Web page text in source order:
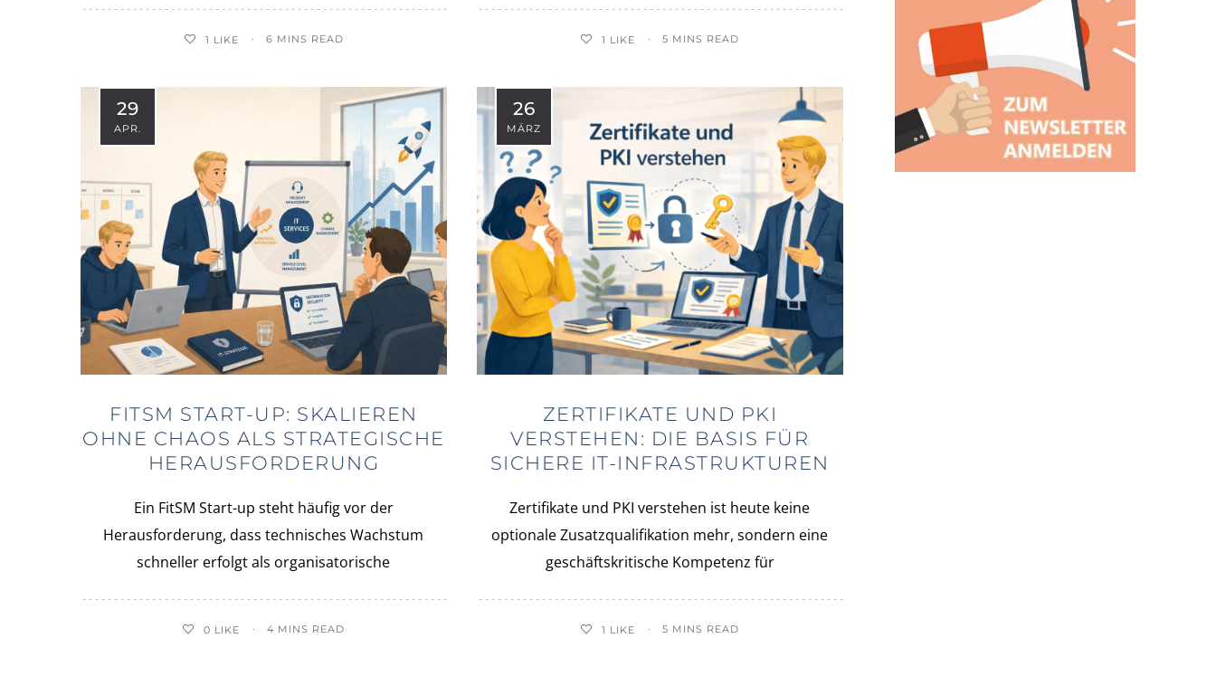
1 LIKE 6 MINS READ 1 LIKE 5 MINS READ
29
APR.
FITSM START-UP: SKALIEREN
OHNE CHAOS ALS STRATEGISCHE
HERAUSFORDERUNG
Ein FitSM Start-up steht häufig vor der
Herausforderung, dass technisches Wachstum
schneller erfolgt als organisatorische
0 LIKE 4 MINS READ
26
MÄRZ
ZERTIFIKATE UND PKI
VERSTEHEN: DIE BASIS FÜR
SICHERE IT-INFRASTRUKTUREN
Zertifikate und PKI verstehen ist heute keine
optionale Zusatzqualifikation mehr, sondern eine
geschäftskritische Kompetenz für
1 LIKE 5 MINS READ